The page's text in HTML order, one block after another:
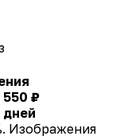
550 ₽
дней
Изображения